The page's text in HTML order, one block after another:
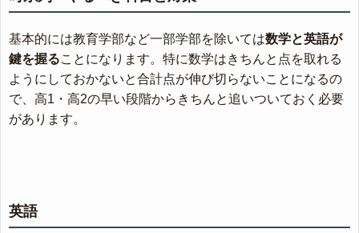
基本的には教育学部など一部学部を除いては数学と英語が
鍵を握ることになります。特に数学はきちんと点を取れる
ようにしておかないと合計点が伸び切らないことになるの
で、高1・高2の早い段階からきちんと追いついておく必要
があります。
英語